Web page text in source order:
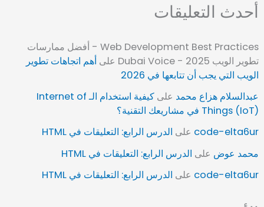
أحدث التعليقات
Web Development Best Practices - أفضل ممارسات
تطوير الويب 2025 - Dubai Voice
على أهم اتجاهات تطوير
الويب التي يجب أن تتابعها في 2026
عبدالسلام هزاع محمد على
كيفية استخدام الـ Internet of
Things (IoT) في مشاريعك التقنية؟
code-elta6ur على الدرس الرابع: التعليقات في HTML
محمد عوض على الدرس الرابع: التعليقات في HTML
code-elta6ur على الدرس الرابع: التعليقات في HTML